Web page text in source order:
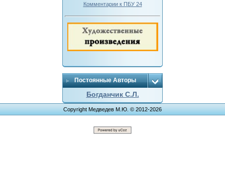
Комментарии к ПБУ 24
Постоянные Авторы
Богданчик С.Л.
Copyright Медведев М.Ю. © 2012-2026